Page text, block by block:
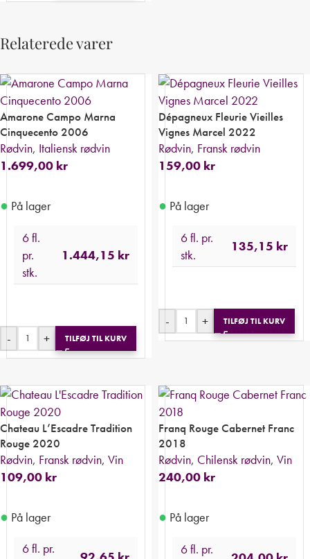
Relaterede varer
Amarone Campo Marna
Cinquecento 2006
Rødvin, Italiensk rødvin
1.699,00 kr
● På lager
6 fl.
pr.
stk.
1.444,15 kr
- + TILFØJ TIL KURV
Dépagneux Fleurie Vieilles
Vignes Marcel 2022
Rødvin, Fransk rødvin
159,00 kr
● På lager
6 fl. pr.
stk.
135,15 kr
- + TILFØJ TIL KURV
Chateau L’Escadre Tradition
Rouge 2020
Rødvin, Fransk rødvin, Vin
109,00 kr
● På lager
6 fl. pr.
Franq Rouge Cabernet Franc
2018
Rødvin, Chilensk rødvin, Vin
240,00 kr
● På lager
6 fl. pr.